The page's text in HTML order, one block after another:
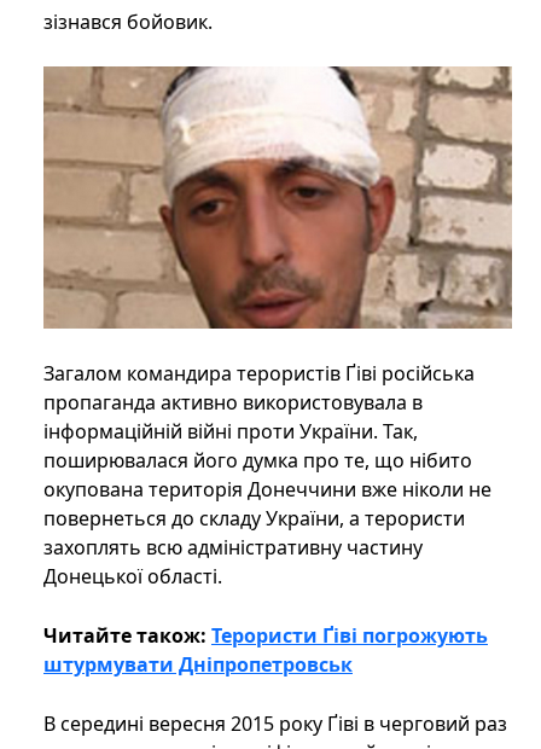
зізнався бойовик.
Загалом командира терористів Ґіві російська
пропаганда активно використовувала в
інформаційній війні проти України. Так,
поширювалася його думка про те, що нібито
окупована територія Донеччини вже ніколи не
повернеться до складу України, а терористи
захоплять всю адміністративну частину
Донецької області.
Читайте також: Терористи Ґіві погрожують
штурмувати Дніпропетровськ
В середині вересня 2015 року Ґіві в черговий раз